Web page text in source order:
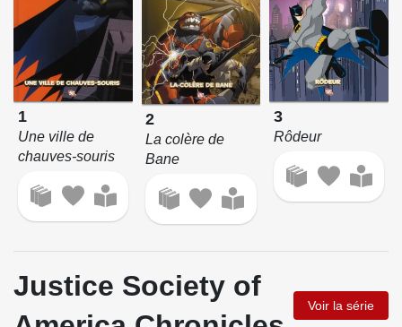
1
Une ville de
chauves-souris
2
La colère de
Bane
3
Rôdeur
Justice Society of
Voir la série